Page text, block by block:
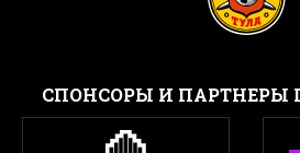
CПОНСОРЫ И ПАРТНЕРЫ